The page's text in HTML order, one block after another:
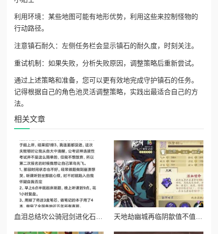
利用环境：某些地图可能有地形优势，利用这些来控制怪物的
行动路径。
注意镇石耐久：左侧任务栏会显示镇石的耐久度，时刻关注。
重试机制：如果失败，分析失败原因，调整策略后重新尝试。
通过上述策略和准备，您可以更有效地完成守护镇石的任务。
记得根据自己的角色池灵活调整策略，实践出最适合自己的方
法。
相关文章
血泪总结坎公骑冠剑进化石副本通关暴哭预警！保姆级操作秘籍 天地劫幽城再临阴歙值不值得养？爆肝实测强度逆天？必看攻略！